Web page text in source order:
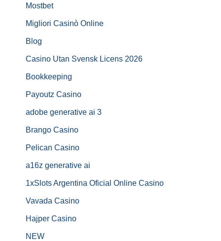
Mostbet
Migliori Casinò Online
Blog
Casino Utan Svensk Licens 2026
Bookkeeping
Payoutz Casino
adobe generative ai 3
Brango Casino
Pelican Casino
a16z generative ai
1xSlots Argentina Oficial Online Casino
Vavada Casino
Hajper Casino
NEW